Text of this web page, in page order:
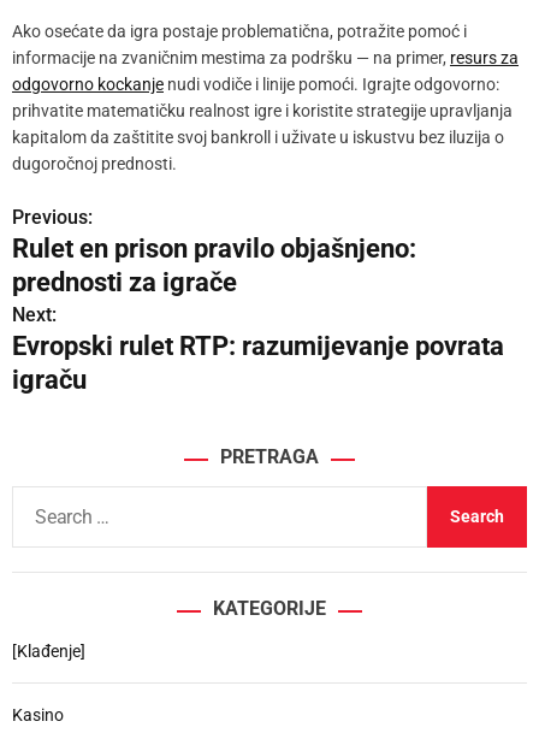
Ako osećate da igra postaje problematična, potražite pomoć i
informacije na zvaničnim mestima za podršku — na primer, resurs za
odgovorno kockanje nudi vodiče i linije pomoći. Igrajte odgovorno:
prihvatite matematičku realnost igre i koristite strategije upravljanja
kapitalom da zaštitite svoj bankroll i uživate u iskustvu bez iluzija o
dugoročnoj prednosti.
P
o
s
t
v
i
a
t
i
Previous:
Rulet en prison pravilo objašnjeno:
prednosti za igrače
Next:
Evropski rulet RTP: razumijevanje povrata
igraču
PRETRAGA
h
f
o
KATEGORIJE
[Klađenje]
Kasino